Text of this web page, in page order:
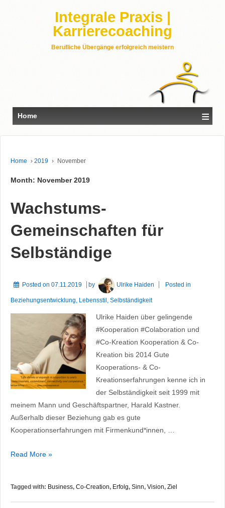
Integrale Praxis |
Karrierecoaching
Berufliche Übergänge erfolgreich meistern
Home ≡
Home › 2019 › November
Month: November 2019
Wachstums-
Gemeinschaften für
Selbständige
Posted on 07.11.2019 by Ulrike Haiden Posted in
Beziehungsentwicklung, Lebensstil , Selbständigkeit
Ulrike Haiden über gelingende
#Kooperation #Colaboration und
#Co-Kreation Kooperation & Co-
Kreation bis 2014 Gute
Kooperations- & Co-
Kreationserfahrungen kenne ich in
der Selbständigkeit seit 1999 mit
meinem Mann und Geschäftspartner, Harald Kastner.
Außerhalb dieser Beziehung gab es gute
Kooperationserfahrungen mit Firmenkund*innen, …
Wachstums-
Selbständige
Read More »
Tagged with: Business, Co-Creation, Erfolg, Sinn, Vision, Ziel